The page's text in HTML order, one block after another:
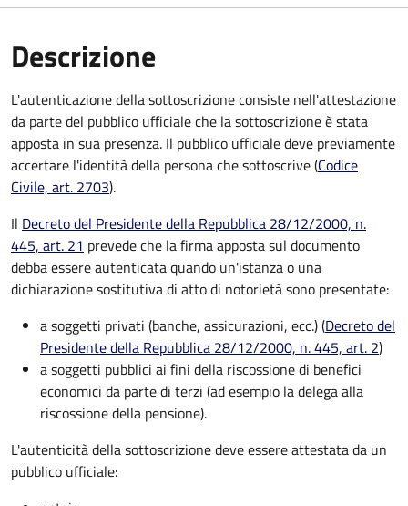
Descrizione
L'autenticazione della sottoscrizione consiste nell'attestazione
da parte del pubblico ufficiale che la sottoscrizione è stata
apposta in sua presenza. Il pubblico ufficiale deve previamente
accertare l'identità della persona che sottoscrive (Codice
Civile, art. 2703).
Il Decreto del Presidente della Repubblica 28/12/2000, n.
445, art. 21 prevede che la firma apposta sul documento
debba essere autenticata quando un'istanza o una
dichiarazione sostitutiva di atto di notorietà sono presentate:
a soggetti privati​​​​​ (banche, assicurazioni, ecc.) (Decreto del
Presidente della Repubblica 28/12/2000, n. 445, art. 2)
a soggetti pubblici ai fini della riscossione di benefici
economici da parte di terzi (ad esempio la delega alla
riscossione della pensione).
L'autenticità della sottoscrizione deve essere attestata da un
pubblico ufficiale: